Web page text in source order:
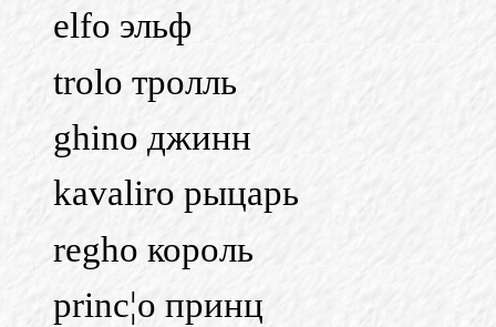
elfo эльф
trolo тролль
ghino джинн
kavaliro рыцарь
regho король
princ¦o принц